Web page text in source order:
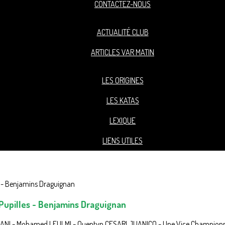
CONTACTEZ-NOUS
ACTUALITÉ CLUB
ARTICLES VAR MATIN
LES ORIGINES
LES KATAS
LEXIQUE
LIENS UTILES
- Benjamins Draguignan